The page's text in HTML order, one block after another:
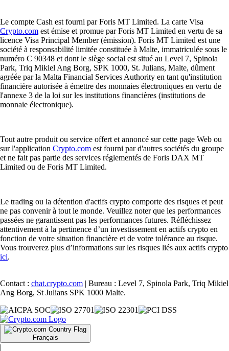
Le compte Cash est fourni par Foris MT Limited. La carte Visa
Crypto.com est émise et promue par Foris MT Limited en vertu de sa
licence Visa Principal Member (émission). Foris MT Limited est une
société à responsabilité limitée constituée à Malte, immatriculée sous le
numéro C 90348 et dont le siège social est situé au Level 7, Spinola
Park, Triq Mikiel Ang Borg, SPK 1000, St. Julians, Malte, dûment
agréée par la Malta Financial Services Authority en tant qu'institution
financière autorisée à émettre des monnaies électroniques en vertu de
l'annexe 3 de la loi sur les institutions financières (institutions de
monnaie électronique).
Tout autre produit ou service offert et annoncé sur cette page Web ou
sur l'application Crypto.com est fourni par d'autres sociétés du groupe
et ne fait pas partie des services réglementés de Foris DAX MT
Limited ou de Foris MT Limited.
Le trading ou la détention d'actifs crypto comporte des risques et peut
ne pas convenir à tout le monde. Veuillez noter que les performances
passées ne garantissent pas les performances futures. Réfléchissez
attentivement à la pertinence d’un investissement en actifs crypto en
fonction de votre situation financière et de votre tolérance au risque.
Vous trouverez plus d’informations sur les risques liés aux actifs crypto
ici.
Contact : chat.crypto.com | Bureau : Level 7, Spinola Park, Triq Mikiel
Ang Borg, St Julians SPK 1000 Malte.
Français
|